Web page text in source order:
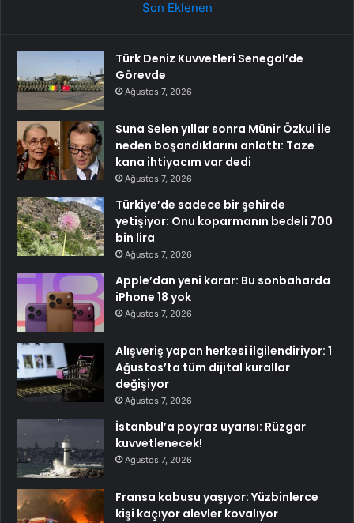
Son Eklenen
Türk Deniz Kuvvetleri Senegal’de
Görevde
Ağustos 7, 2026
Suna Selen yıllar sonra Münir Özkul ile
neden boşandıklarını anlattı: Taze
kana ihtiyacım var dedi
Ağustos 7, 2026
Türkiye’de sadece bir şehirde
yetişiyor: Onu koparmanın bedeli 700
bin lira
Ağustos 7, 2026
Apple’dan yeni karar: Bu sonbaharda
iPhone 18 yok
Ağustos 7, 2026
Alışveriş yapan herkesi ilgilendiriyor: 1
Ağustos’ta tüm dijital kurallar
değişiyor
Ağustos 7, 2026
İstanbul’a poyraz uyarısı: Rüzgar
kuvvetlenecek!
Ağustos 7, 2026
Fransa kabusu yaşıyor: Yüzbinlerce
kişi kaçıyor alevler kovalıyor